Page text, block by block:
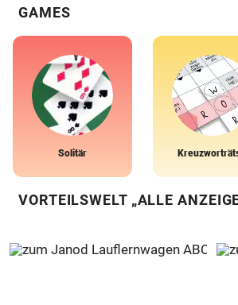
GAMES
Solitär
VORTEILSWELT „ALLE